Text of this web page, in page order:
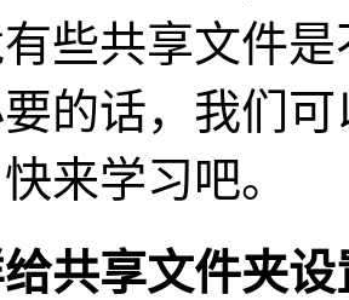
些共享文件
的话，我们
来学习吧。
享文件夹设